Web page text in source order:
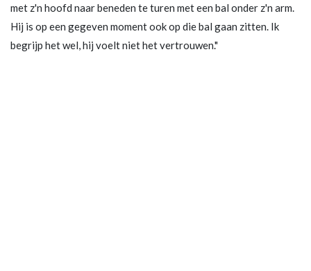
met z'n hoofd naar beneden te turen met een bal onder z'n arm.
Hij is op een gegeven moment ook op die bal gaan zitten. Ik
begrijp het wel, hij voelt niet het vertrouwen."